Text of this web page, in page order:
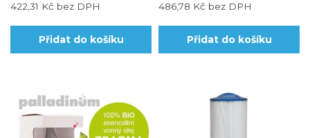
422,31 Kč bez DPH
Přidat do košíku
486,78 Kč bez DPH
Přidat do košíku